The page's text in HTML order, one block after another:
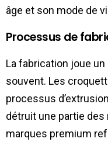
âge et son mode de
Processus de
La fabrication joue
souvent. Les
processus
détruit une partie
marques premium